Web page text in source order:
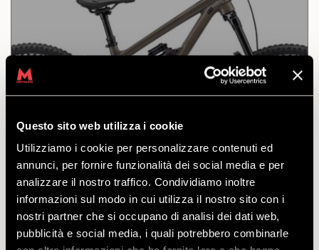
Questo sito web utilizza i cookie
Utilizziamo i cookie per personalizzare contenuti ed
annunci, per fornire funzionalità dei social media e per
analizzare il nostro traffico. Condividiamo inoltre
informazioni sul modo in cui utilizza il nostro sito con i
nostri partner che si occupano di analisi dei dati web,
pubblicità e social media, i quali potrebbero combinarle
ALL INCLUSIVE DH
COMMENCAL CLASH JUNIOR
ODKRYĆ
A z pakietem All Inclusive będziesz myśleć tylko o
dobrej zabawie. Oferta obejmuje bikepass + rower +
ochraniacze i kask. Dawaaaj!